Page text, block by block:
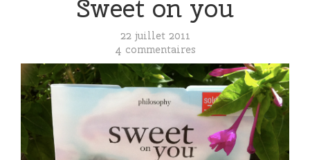
Sweet on you
22 juillet 2011
4 commentaires